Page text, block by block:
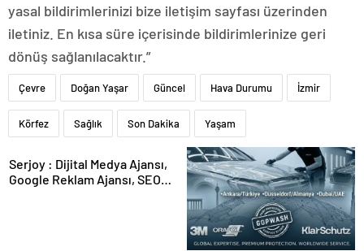
yasal bildirimlerinizi bize iletişim sayfası üzerinden
iletiniz. En kısa süre içerisinde bildirimlerinize geri
dönüş sağlanılacaktır.”
Çevre Doğan Yaşar Güncel Hava Durumu İzmir
Körfez Sağlık Son Dakika Yaşam
Serjoy : Dijital Medya Ajansı,
Google Reklam Ajansı, SEO